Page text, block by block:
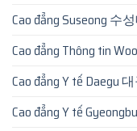
Cao đẳng Suseong 수
Cao đẳng Thông tin
Cao đẳng Y tế Daegu
Cao đẳng Y tế